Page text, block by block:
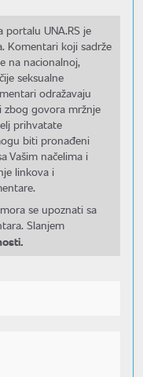
portalu UNA.RS je
Komentari koji sadrže
na nacionalnoj,
seksualne
odražavaju
zbog govora mržnje
prihvatate
biti pronađeni
Vašim načelima i
linkova i
se upoznati sa
Slanjem